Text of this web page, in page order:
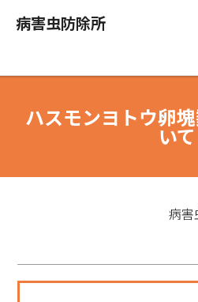
病害虫防除所
ハスモンヨトウ卵
いて
病害